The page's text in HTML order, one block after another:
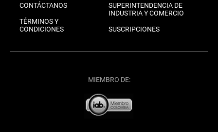
CONTÁCTANOS
TÉRMINOS Y
CONDICIONES
SUPERINTENDENCIA DE
INDUSTRIA Y COMERCIO
SUSCRIPCIONES
MIEMBRO DE: